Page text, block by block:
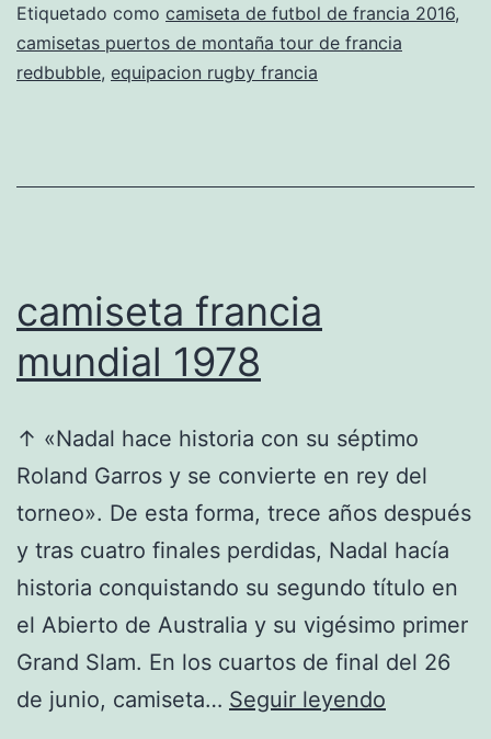
Etiquetado como camiseta de futbol de francia 2016,
camisetas puertos de montaña tour de francia
redbubble, equipacion rugby francia
camiseta francia
mundial 1978
↑ «Nadal hace historia con su séptimo
Roland Garros y se convierte en rey del
torneo». De esta forma, trece años después
y tras cuatro finales perdidas, Nadal hacía
historia conquistando su segundo título en
el Abierto de Australia y su vigésimo primer
Grand Slam. En los cuartos de final del 26
de junio, camiseta… Seguir leyendo